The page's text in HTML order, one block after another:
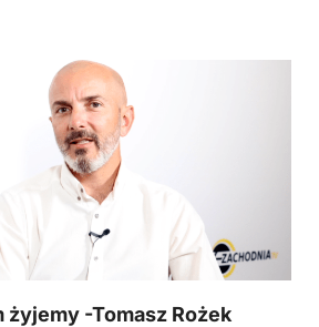
-Tomasz Rożek